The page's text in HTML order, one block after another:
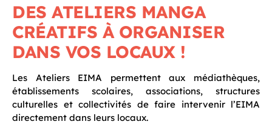
DES ATELIERS MANGA
CRÉATIFS À ORGANISER
DANS VOS LOCAUX !
Les Ateliers EIMA permettent aux médiathèques,
établissements scolaires, associations, structures
culturelles et collectivités de faire intervenir l’EIMA
directement dans leurs locaux.